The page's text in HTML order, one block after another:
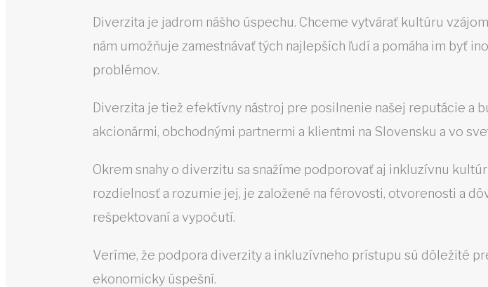
Diverzita je jadrom nášho úspechu. Chceme vytvárať kultúru
nám umožňuje zamestnávať tých najlepších ľudí a pomáha im byť
problémov.
Diverzita je tiež efektívny nástroj pre posilnenie našej reputácie a
akcionármi, obchodnými partnermi a klientmi na Slovensku a vo
Okrem snahy o diverzitu sa snažíme podporovať aj inkluzívnu
rozdielnosť a rozumie jej, je založené na férovosti, otvorenosti a
rešpektovaní a vypočutí.
Veríme, že podpora diverzity a inkluzívneho prístupu sú dôležité
ekonomicky úspešní.